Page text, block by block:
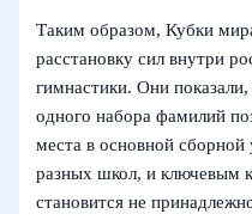
Таким образом, Кубки
расстановку сил внутри
гимнастики. Они
одного набора фамилий
места в основной сборной
разных школ, и ключевым
становится не